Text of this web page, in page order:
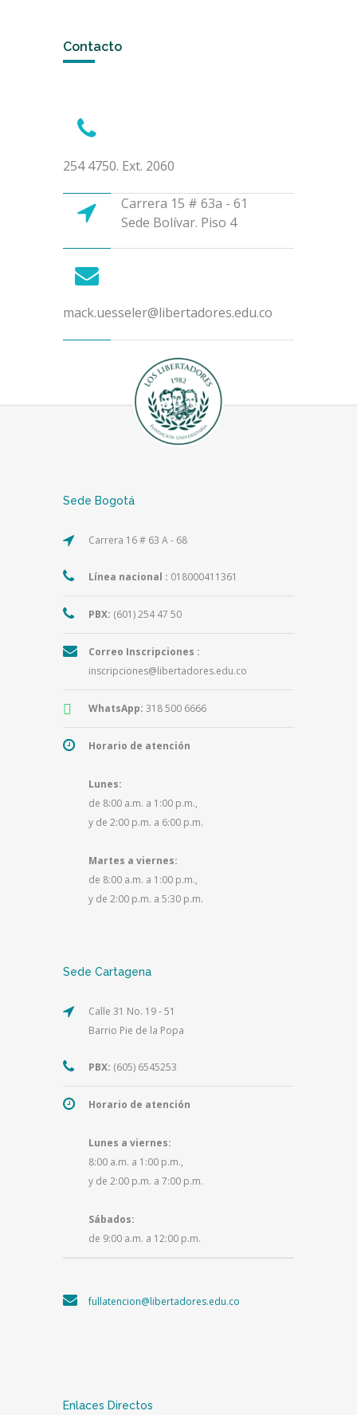
Contacto
254 4750. Ext. 2060
Carrera 15 # 63a - 61
Sede Bolívar. Piso 4
mack.uesseler@libertadores.edu.co
Sede Bogotá
Carrera 16 # 63 A - 68
Línea nacional : 018000411361
PBX: (601) 254 47 50
Correo Inscripciones :
inscripciones@libertadores.edu.co
WhatsApp: 318 500 6666
Horario de atención
Lunes:
de 8:00 a.m. a 1:00 p.m.,
y de 2:00 p.m. a 6:00 p.m.
Martes a viernes:
de 8:00 a.m. a 1:00 p.m.,
y de 2:00 p.m. a 5:30 p.m.
Sede Cartagena
Calle 31 No. 19 - 51
Barrio Pie de la Popa
PBX: (605) 6545253
Horario de atención
Lunes a viernes:
8:00 a.m. a 1:00 p.m.,
y de 2:00 p.m. a 7:00 p.m.
Sábados:
de 9:00 a.m. a 12:00 p.m.
fullatencion@libertadores.edu.co
Enlaces Directos